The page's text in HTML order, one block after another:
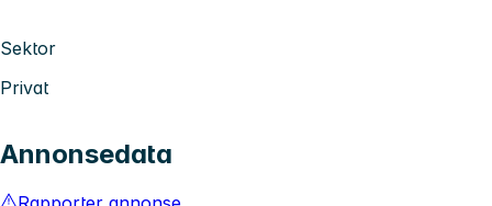
Sektor
Privat
Annonsedata